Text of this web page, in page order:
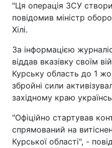
"Ця операція ЗСУ
повідомив міністр
Хілі.
За інформацією
віддав вказівку своїм
Курську область до 1
збройні сили
західному краю
"Офіційно стартував
спрямований на
Курської області", -